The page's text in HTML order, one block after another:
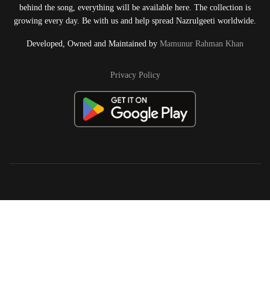
behind the song, everything will be available here. The collection is
growing every day. Be with us and help spread Nazrulgeeti worldwide.
Developed, Owned and Maintained by Mamunur Rahman Khan
Privacy Policy